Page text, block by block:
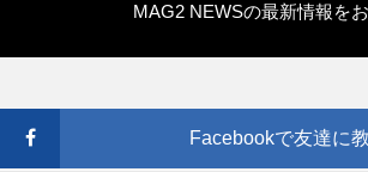
MAG2 NEWSの最新情報を
Facebookで友達に